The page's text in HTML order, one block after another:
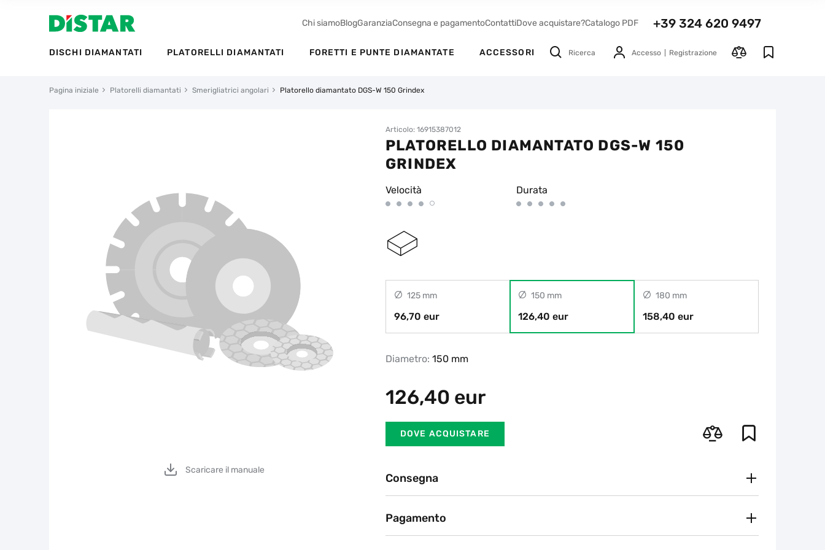
Chi siamoBlogGaranziaConsegna e pagamentoContattiDove acquistare?Catalogo PDF +39 324 620 9497
DISCHI DIAMANTATI PLATORELLI DIAMANTATI FORETTI E PUNTE DIAMANTATE ACCESSORI Ricerca Accesso Registrazione
Pagina iniziale Platorelli diamantati Smerigliatrici angolari Platorello diamantato DGS-W 150 Grindex
Scaricare il manuale
Articolo: 16915387012
PLATORELLO DIAMANTATO DGS-W 150
GRINDEX
Velocità Durata
125 mm
96,70 eur
150 mm
126,40 eur
180 mm
158,40 eur
Diametro: 150 mm
126,40 eur
DOVE ACQUISTARE
Consegna
BRT, DHL, Poste Italiane
Secondo le tariffe del vettore
Pagamento